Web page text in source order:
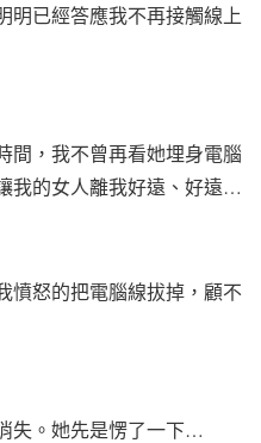
明已經答應我不再接觸線上
間，我不曾再看她埋身電腦
我的女人離我好遠、好遠…
憤怒的把電腦線拔掉，顧不
失。她先是愣了一下…